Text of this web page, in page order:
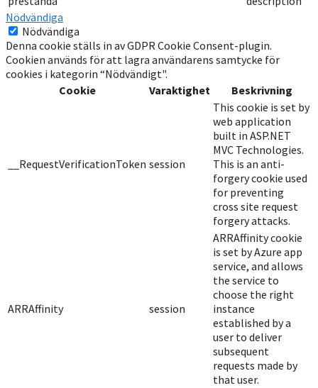
Nödvändiga
Nödvändiga
Denna cookie ställs in av GDPR Cookie Consent-plugin.
Cookien används för att lagra användarens samtycke för
cookies i kategorin “Nödvändigt".
Cookie
Varaktighet Beskrivning
__RequestVerificationToken session
This cookie is set by
web application
built in ASP.NET
MVC Technologies.
This is an anti-
forgery cookie used
for preventing
cross site request
forgery attacks.
ARRAffinity session
ARRAffinity cookie
is set by Azure app
service, and allows
the service to
choose the right
instance
established by a
user to deliver
subsequent
requests made by
that user.